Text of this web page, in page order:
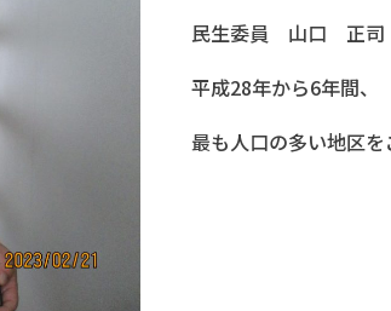
民生委員 山口 正司
平成28年から6年間、
最も人口の多い地区を